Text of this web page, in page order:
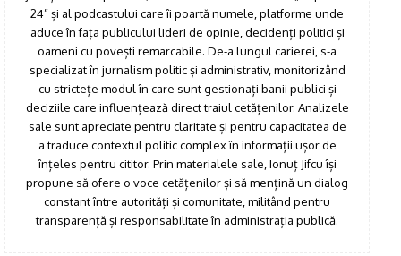
24” și al podcastului care îi poartă numele, platforme unde
aduce în fața publicului lideri de opinie, decidenți politici și
oameni cu povești remarcabile. De-a lungul carierei, s-a
specializat în jurnalism politic și administrativ, monitorizând
cu strictețe modul în care sunt gestionați banii publici și
deciziile care influențează direct traiul cetățenilor. Analizele
sale sunt apreciate pentru claritate și pentru capacitatea de
a traduce contextul politic complex în informații ușor de
înțeles pentru cititor. Prin materialele sale, Ionuț Jifcu își
propune să ofere o voce cetățenilor și să mențină un dialog
constant între autorități și comunitate, militând pentru
transparență și responsabilitate în administrația publică.